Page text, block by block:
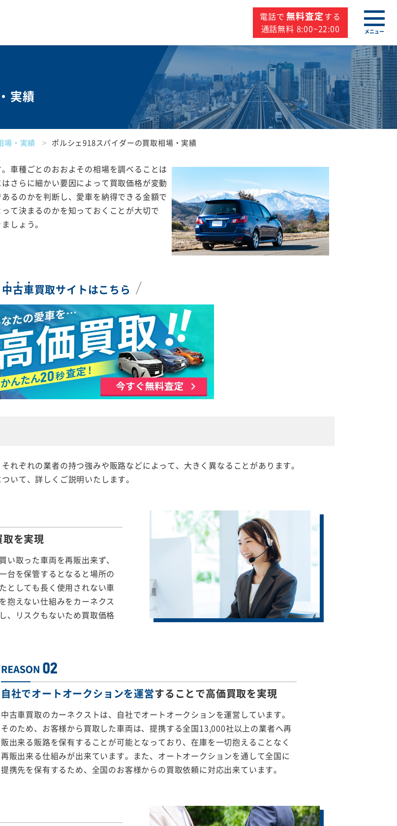
電話で 無料査定する
通話無料 8:00~22:00
メニュー
実績
場・実績 ポルシェ918スパイダーの買取相場・実績
車種ごとのおおよその相場を調べることは
さらに細かい要因によって買取価格が変動
るのかを判断し、愛車を納得できる金額で
て決まるのかを知っておくことが大切で
しょう。
中古車買取サイトはこちら
れぞれの業者の持つ強みや販路などによって、大きく異なることがあります。
いて、詳しくご説明いたします。
取を実現
取った車両を再販出来ず、
台を保管するとなると場所の
としても長く使用されない車
抱えない仕組みをカーネクス
、リスクもないため買取価格
自社でオートオークションを運営することで高価買取を実現
中古車買取のカーネクストは、自社でオートオークションを運営しています。
そのため、お客様から買取した車両は、提携する全国13,000社以上の業者へ再
販出来る販路を保有することが可能となっており、在庫を一切抱えることなく
再販出来る仕組みが出来ています。また、オートオークションを通して全国に
提携先を保有するため、全国のお客様からの買取依頼に対応出来ています。